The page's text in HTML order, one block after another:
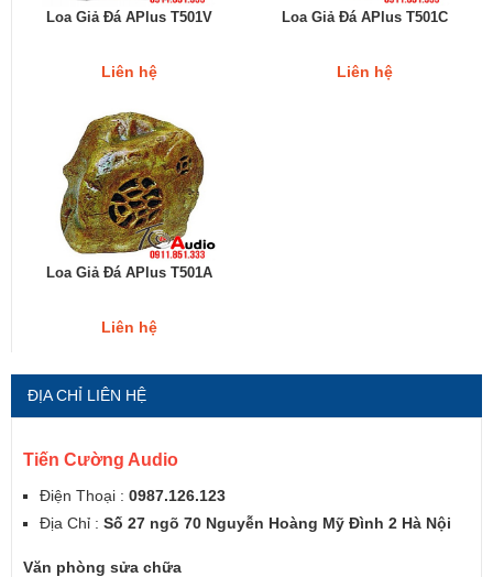
Loa Giả Đá APlus T501V
Liên hệ
Loa Giả Đá APlus T501C
Liên hệ
Loa Giả Đá APlus T501A
Liên hệ
ĐỊA CHỈ LIÊN HỆ
Tiến Cường Audio
Điện Thoại : 0987.126.123
Địa Chỉ : Số 27 ngõ 70 Nguyễn Hoàng Mỹ Đình 2 Hà Nội
Văn phòng sửa chữa